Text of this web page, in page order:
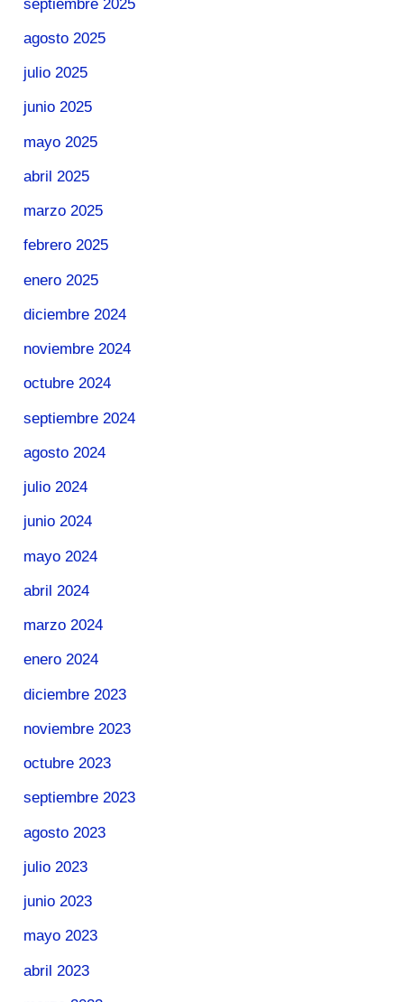
septiembre 2025
agosto 2025
julio 2025
junio 2025
mayo 2025
abril 2025
marzo 2025
febrero 2025
enero 2025
diciembre 2024
noviembre 2024
octubre 2024
septiembre 2024
agosto 2024
julio 2024
junio 2024
mayo 2024
abril 2024
marzo 2024
enero 2024
diciembre 2023
noviembre 2023
octubre 2023
septiembre 2023
agosto 2023
julio 2023
junio 2023
mayo 2023
abril 2023